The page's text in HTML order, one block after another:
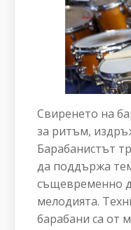
Свиренето на
за ритъм,
Барабанистът
да поддържа
същевременно
мелодията.
барабани са от